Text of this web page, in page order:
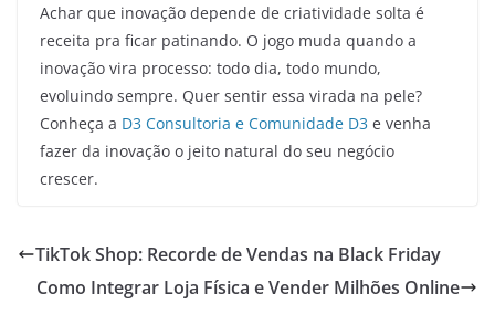
Achar que inovação depende de criatividade solta é
receita pra ficar patinando. O jogo muda quando a
inovação vira processo: todo dia, todo mundo,
evoluindo sempre. Quer sentir essa virada na pele?
Conheça a D3 Consultoria e Comunidade D3 e venha
fazer da inovação o jeito natural do seu negócio
crescer.
TikTok Shop: Recorde de Vendas na Black Friday
Como Integrar Loja Física e Vender Milhões Online